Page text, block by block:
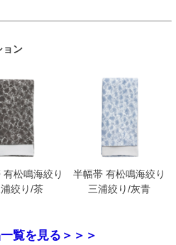
ョン
有松鳴海絞り
絞り/茶
半幅帯 有松鳴海絞り
三浦絞り/灰青
覧を見る＞＞＞